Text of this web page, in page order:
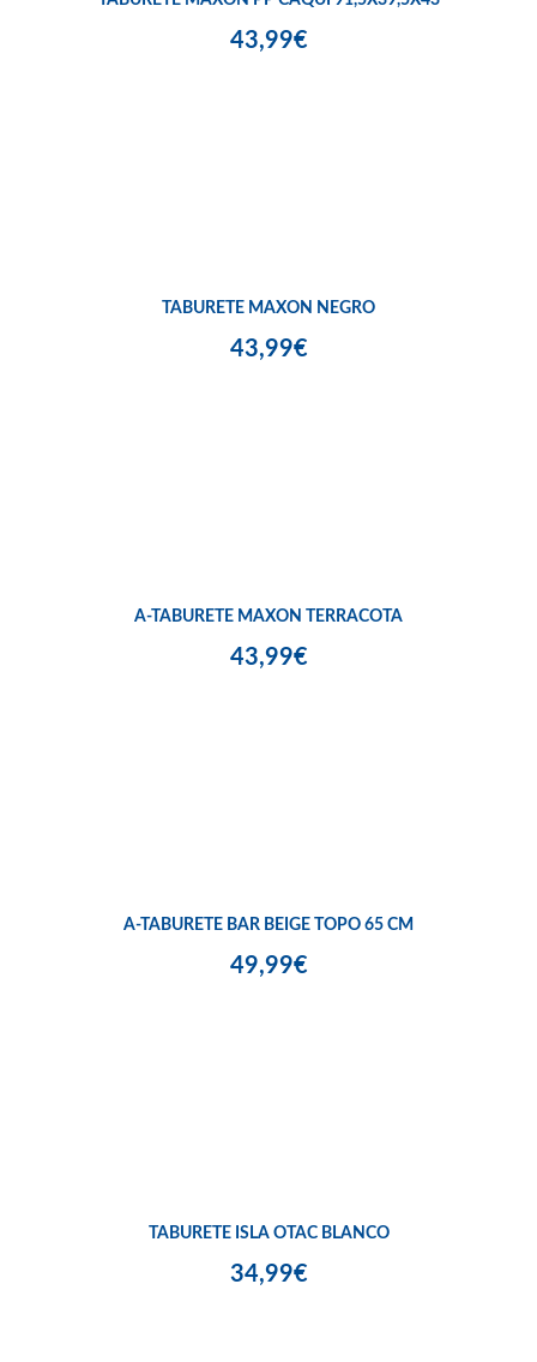
43,99€
TABURETE MAXON NEGRO
43,99€
A-TABURETE MAXON TERRACOTA
43,99€
A-TABURETE BAR BEIGE TOPO 65 CM
49,99€
TABURETE ISLA OTAC BLANCO
34,99€